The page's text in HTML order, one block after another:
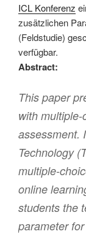
ICL Konferenz
zusätzlichen
(Feldstudie)
verfügbar.
Abstract:
This paper
with
assessment.
Technology
multiple-
online
students the
parameter